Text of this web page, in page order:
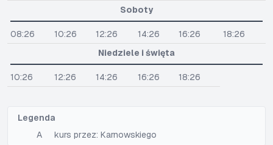
Soboty
08:26 10:26 12:26 14:26 16:26
18:26
Niedziele i święta
10:26 12:26 14:26 16:26 18:26
Legenda
A
kurs przez: Karnowskiego